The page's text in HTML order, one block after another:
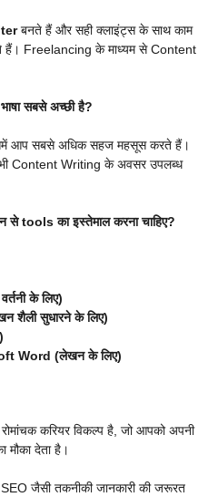
बनते हैं और सही क्लाइंट्स के साथ काम
हैं। Freelancing के माध्यम से Content
सबसे अच्छी है?
आप सबसे अधिक सहज महसूस करते हैं।
Content Writing के अवसर उपलब्ध
tools का इस्तेमाल करना चाहिए?
के लिए)
शैली सुधारने के लिए)
Word (लेखन के लिए)
करियर विकल्प है, जो आपको अपनी
मौका देता है।
जैसी तकनीकी जानकारी की जरूरत